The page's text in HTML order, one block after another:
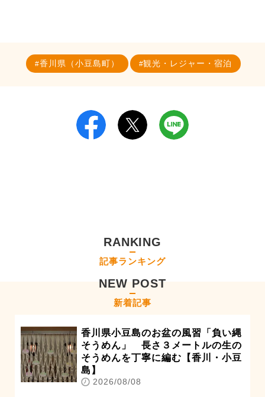
香川県（小豆島町） 観光・レジャー・宿泊
RANKING
記事ランキング
NEW POST
新着記事
香川県小豆島のお盆の風習「負い縄
そうめん」 長さ３メートルの生の
そうめんを丁寧に編む【香川・小豆
島】
2026/08/08